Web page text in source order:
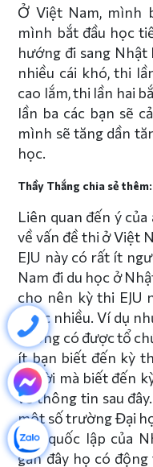
Ở Việt Nam, mình
mình bắt đầu học
hướng đi sang
nhiều cái khó, thi
cao lắm, thi lần hai
lần ba các bạn sẽ
mình sẽ tăng dần
học.
Thầy Thắng chia sẻ thêm:
Liên quan đến ý
về vấn đề thi ở Việt
EJU này có rất ít
Nam đi du học ở
cho nên kỳ thi EJU
được nhiều. Ví dụ
không có được tổ
ít bạn biết đến kỳ
người mà biết đến
về thông tin sau
một số trường Đại
học quốc lập của
gần đây họ có